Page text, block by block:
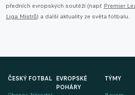
předních evropských soutěží (např. Premier
Liga Mistrů) a další aktuality ze světa fotbalu.
ČESKÝ FOTBAL
EVROPSKÉ
POHÁRY
TÝMY